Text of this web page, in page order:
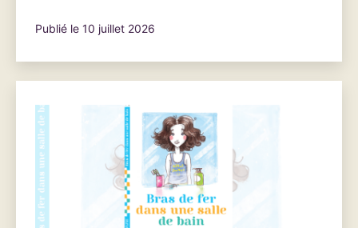
Publié le 10 juillet 2026